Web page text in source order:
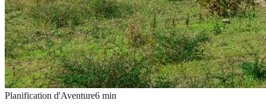
Planification d'Aventure6 min